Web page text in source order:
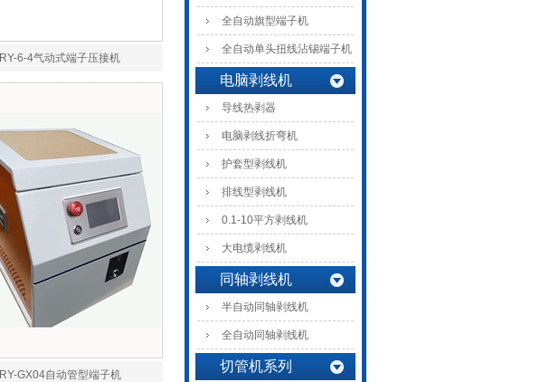
RY-6-4气动式端子压接机
RY-GX04自动管型端子机
全自动旗型端子机
全自动单头扭线沾锡端子机
电脑剥线机
导线热剥器
电脑剥线折弯机
护套型剥线机
排线型剥线机
0.1-10平方剥线机
大电缆剥线机
同轴剥线机
半自动同轴剥线机
全自动同轴剥线机
切管机系列